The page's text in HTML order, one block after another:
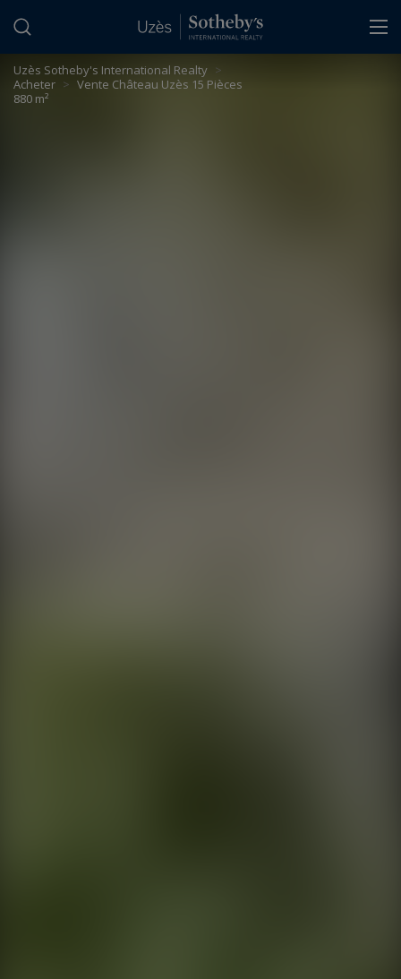
Uzès Sotheby's International Realty >
Acheter > Vente Château Uzès 15 Pièces
880 m²